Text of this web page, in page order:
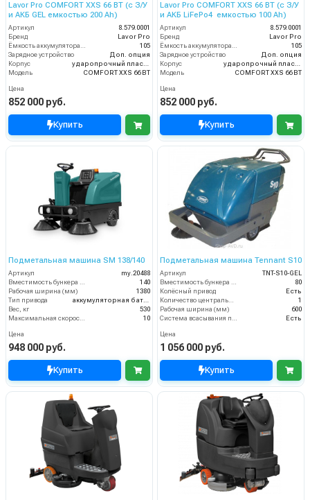
Lavor Pro COMFORT XXS 66 BT (с З/У
и АКБ GEL емкостью 200 Ah)
Артикул
8.579.0001
Бренд
Lavor Pro
Ёмкость аккумулятора (Ач)
105
Зарядное устройство
Доп. опция
Корпус
ударопрочный пластик
Модель
COMFORT XXS 66 BT
Цена
852 000 руб.
Купить
Lavor Pro COMFORT XXS 66 BT (с З/У
и АКБ LiFePo4 емкостью 100 Ah)
Артикул
8.579.0001
Бренд
Lavor Pro
Ёмкость аккумулятора (Ач)
105
Зарядное устройство
Доп. опция
Корпус
ударопрочный пластик
Модель
COMFORT XXS 66 BT
Цена
852 000 руб.
Купить
Подметальная машина SM 138/140
Артикул
my.20488
140
Рабочая ширина (мм)
1380
Тип привода
Вес, кг
530
10
Цена
948 000 руб.
Купить
Подметальная машина Tennant S10
Артикул
TNT-S10-GEL
80
Колёсный привод
Есть
1
Рабочая ширина (мм)
600
Есть
Цена
1 056 000 руб.
Купить